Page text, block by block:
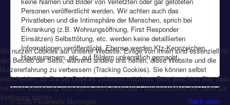
Personen veröffentlicht werden. Wir achten auch das
Privatleben und die Intimsphäre der Menschen, sprich bei
Erkrankung (z.B. Wohnungsöffnung, First Responder
Einsätzen) Selbsttötung, etc. werden keine detaillierten
Informationen veröffentlicht. Ebenso werden Kfz-Kennzeichen,
Hausnummern, etc. auf Bildern unkenntlich gemacht.
Nach oben
© 2026 Feuerwehr Mertingen
Wir nutzen Cookies auf unserer Website. Einige von ihnen sind essenziell für
den Betrieb der Seite, während andere uns helfen, diese Website und die
Nutzererfahrung zu verbessern (Tracking Cookies). Sie können selbst
entscheiden, ob Sie die Cookies zulassen möchten. Bitte beachten Sie, dass
bei einer Ablehnung womöglich nicht mehr alle Funktionalitäten der Seite zur
Verfügung stehen.